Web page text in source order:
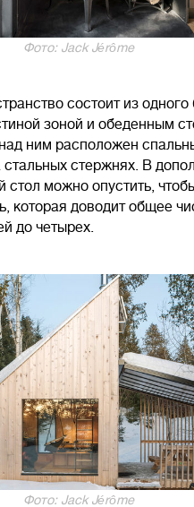
Фото: Jack Jérôme
состоит из одного
зоной и обеденным
ним расположен
стержнях. В
стол можно опустить,
которая доводит общее
до четырех.
Фото: Jack Jérôme